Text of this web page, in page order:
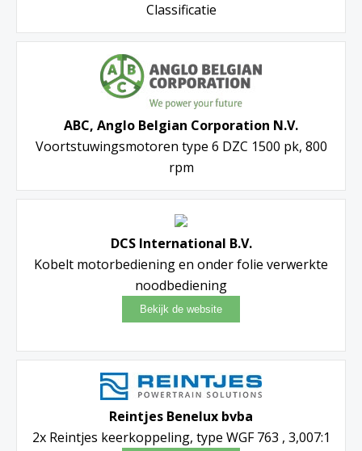
Classificatie
ABC, Anglo Belgian Corporation N.V.
Voortstuwingsmotoren type 6 DZC 1500 pk, 800
rpm
DCS International B.V.
Kobelt motorbediening en onder folie verwerkte
noodbediening
Reintjes Benelux bvba
2x Reintjes keerkoppeling, type WGF 763 , 3,007:1